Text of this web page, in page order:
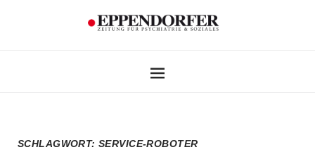
SCHLAGWORT:SERVICE-ROBOTER